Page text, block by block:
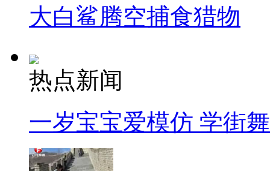
大白鲨腾空捕食猎物
热点新闻
一岁宝宝爱模仿 学街